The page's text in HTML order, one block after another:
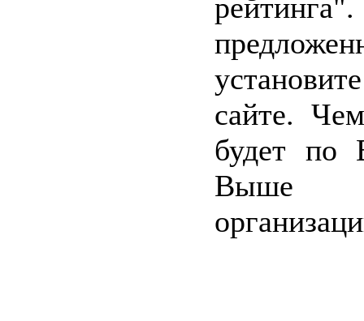
сайте.
будет по
Выше